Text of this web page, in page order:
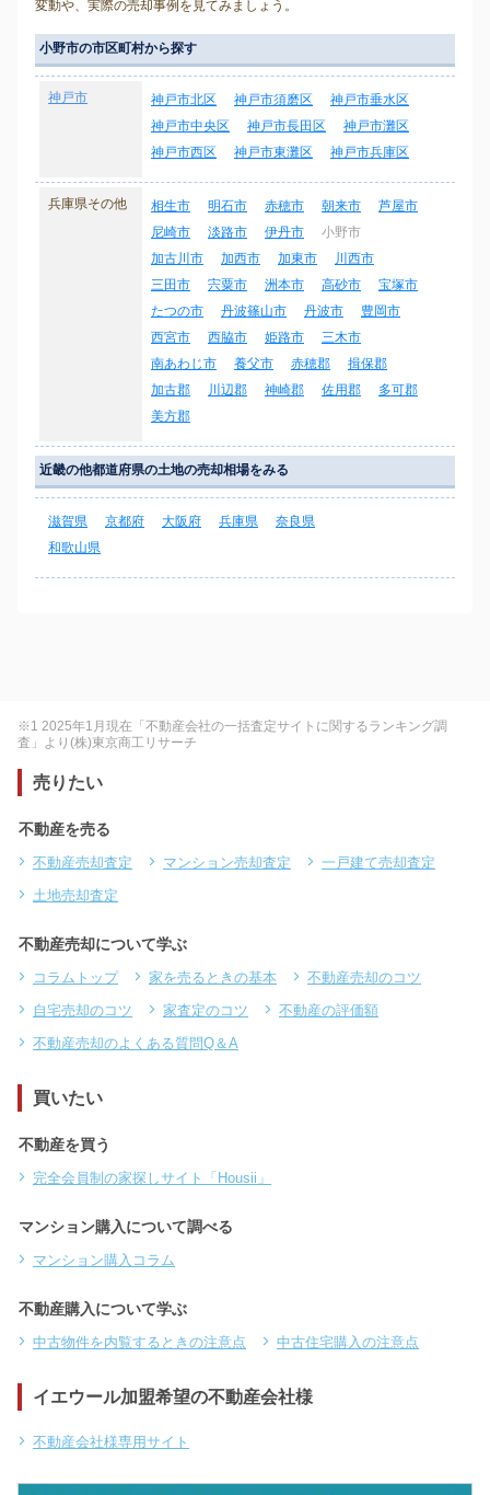
変動や、実際の売却事例を見てみましょう。
小野市の市区町村から探す
神戸市 神戸市北区 神戸市須磨区
神戸市垂水区
神戸市中央区
神戸市長田区
神戸市灘区
神戸市西区
神戸市東灘区 神戸市兵庫区
兵庫県その他 相生市 明石市 赤穂市 朝来市
芦屋市
尼崎市
淡路市 伊丹市
小野市
加古川市
加西市 加東市
川西市
三田市
宍粟市 洲本市 高砂市
宝塚市
たつの市
丹波篠山市 丹波市
豊岡市
西宮市
西脇市 姫路市
三木市
南あわじ市
養父市 赤穂郡
揖保郡
加古郡
川辺郡 神崎郡 佐用郡
多可郡
美方郡
近畿の他都道府県の土地の売却相場をみる
滋賀県 京都府 大阪府 兵庫県
奈良県
和歌山県
※1 2025年1月現在「不動産会社の一括査定サイトに関するランキング調
査」より(株)東京商工リサーチ
売りたい
不動産を売る
不動産売却査定 マンション売却査定
一戸建て売却査定
土地売却査定
不動産売却について学ぶ
コラムトップ 家を売るときの基本
不動産売却のコツ
自宅売却のコツ
家査定のコツ
不動産の評価額
不動産売却のよくある質問Q＆A
買いたい
不動産を買う
完全会員制の家探しサイト「Housii」
マンション購入について調べる
マンション購入コラム
不動産購入について学ぶ
中古物件を内覧するときの注意点 中古住宅購入の注意点
イエウール加盟希望の不動産会社様
不動産会社様専用サイト